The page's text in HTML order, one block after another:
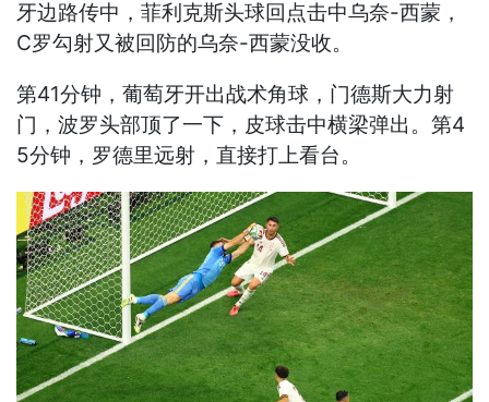
牙边路传中，菲利克斯头球回点击中乌奈-西蒙，
C罗勾射又被回防的乌奈-西蒙没收。
第41分钟，葡萄牙开出战术角球，门德斯大力射
门，波罗头部顶了一下，皮球击中横梁弹出。第4
5分钟，罗德里远射，直接打上看台。